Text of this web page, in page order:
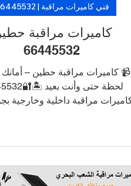
كاميرات مراقبة
66445532
📹 كاميرات مراقبة حطين –
لحظة حتى وأنت
اليوم 📞 اطلب الآن خدمة تركيب
فني كاميرات مراقبة | 66445532